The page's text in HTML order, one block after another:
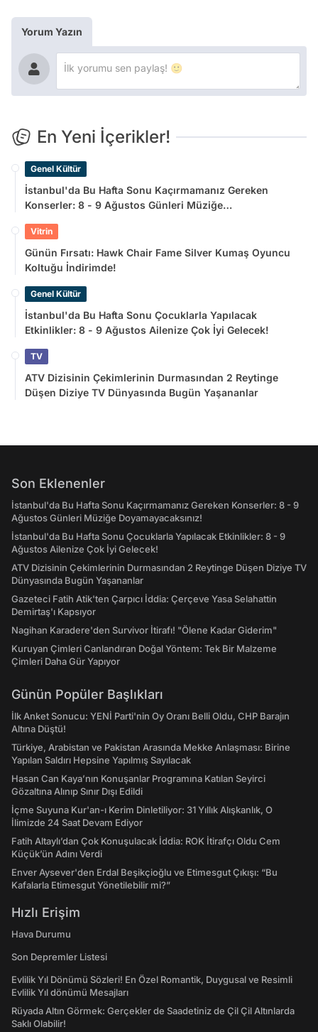
Yorum Yazın
En Yeni İçerikler!
Genel Kültür
İstanbul'da Bu Hafta Sonu Kaçırmamanız Gereken
Konserler: 8 - 9 Ağustos Günleri Müziğe
Vitrin
Günün Fırsatı: Hawk Chair Fame Silver Kumaş Oyuncu
Koltuğu İndirimde!
Genel Kültür
İstanbul'da Bu Hafta Sonu Çocuklarla Yapılacak
Etkinlikler: 8 - 9 Ağustos Ailenize Çok İyi Gelecek!
TV
ATV Dizisinin Çekimlerinin Durmasından 2 Reytinge
Düşen Diziye TV Dünyasında Bugün Yaşananlar
Son Eklenenler
İstanbul'da Bu Hafta Sonu Kaçırmamanız Gereken Konserler: 8 - 9
Ağustos Günleri Müziğe Doyamayacaksınız!
İstanbul'da Bu Hafta Sonu Çocuklarla Yapılacak Etkinlikler: 8 - 9
Ağustos Ailenize Çok İyi Gelecek!
ATV Dizisinin Çekimlerinin Durmasından 2 Reytinge Düşen Diziye TV
Dünyasında Bugün Yaşananlar
Gazeteci Fatih Atik'ten Çarpıcı İddia: Çerçeve Yasa Selahattin
Demirtaş'ı Kapsıyor
Nagihan Karadere'den Survivor İtirafı! "Ölene Kadar Giderim"
Kuruyan Çimleri Canlandıran Doğal Yöntem: Tek Bir Malzeme
Çimleri Daha Gür Yapıyor
Günün Popüler Başlıkları
İlk Anket Sonucu: YENİ Parti'nin Oy Oranı Belli Oldu, CHP Barajın
Altına Düştü!
Türkiye, Arabistan ve Pakistan Arasında Mekke Anlaşması: Birine
Yapılan Saldırı Hepsine Yapılmış Sayılacak
Hasan Can Kaya’nın Konuşanlar Programına Katılan Seyirci
Gözaltına Alınıp Sınır Dışı Edildi
İçme Suyuna Kur'an-ı Kerim Dinletiliyor: 31 Yıllık Alışkanlık, O
İlimizde 24 Saat Devam Ediyor
Fatih Altaylı’dan Çok Konuşulacak İddia: ROK İtirafçı Oldu Cem
Küçük’ün Adını Verdi
Enver Aysever'den Erdal Beşikçioğlu ve Etimesgut Çıkışı: “Bu
Kafalarla Etimesgut Yönetilebilir mi?”
Hızlı Erişim
Hava Durumu
Son Depremler Listesi
Evlilik Yıl Dönümü Sözleri! En Özel Romantik, Duygusal ve Resimli
Evlilik Yıl dönümü Mesajları
Rüyada Altın Görmek: Gerçekler de Saadetiniz de Çil Çil Altınlarda
Saklı Olabilir!